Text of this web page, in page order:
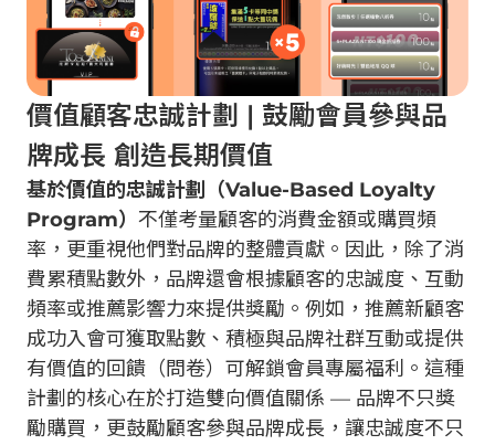
價值顧客忠誠計劃 | 鼓勵會員參與品
牌成長 創造長期價值
基於價值的忠誠計劃（Value-Based Loyalty
Program） 不僅考量顧客的消費金額或購買頻
率，更重視他們對品牌的整體貢獻。因此，除了消
費累積點數外，品牌還會根據顧客的忠誠度、互動
頻率或推薦影響力來提供獎勵。例如，推薦新顧客
成功入會可獲取點數、積極與品牌社群互動或提供
有價值的回饋（問卷）可解鎖會員專屬福利。這種
計劃的核心在於打造雙向價值關係 — 品牌不只獎
勵購買，更鼓勵顧客參與品牌成長，讓忠誠度不只